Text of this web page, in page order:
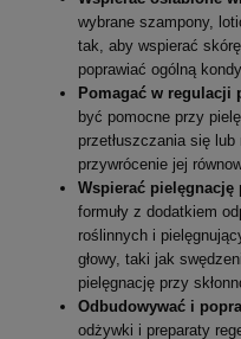
wybrane szampony,
tak, aby wspierać
poprawiać ogólną
Pomagać w regulacji
być pomocne przy
przetłuszczania się
przywrócenie jej
Wspierać pielęgnację
formuły z dodatkiem
roślinnych i
głowy, taki jak
pielęgnację przy
Odbudowywać i
odżywki i preparaty